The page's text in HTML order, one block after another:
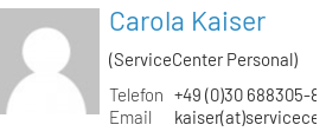
Carola Kaiser
(ServiceCenter Personal)
Telefon +49 (0)30 688305-
Email